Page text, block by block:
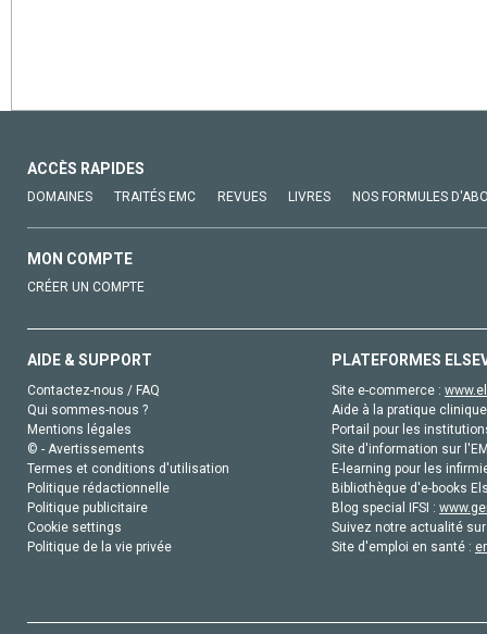
ACCÈS RAPIDES
DOMAINES TRAITÉS EMC REVUES LIVRES NOS FORMULES
MON COMPTE
CRÉER UN COMPTE
AIDE & SUPPORT
Contactez-nous / FAQ
Qui sommes-nous ?
Mentions légales
© - Avertissements
Termes et conditions d'utilisation
Politique rédactionnelle
Politique publicitaire
Cookie settings
Politique de la vie privée
PLATEFORMES
Site e-commerce :
Aide à la pratique
Portail pour les
Site d'information sur
E-learning pour les
Bibliothèque d'e-books
Blog special IFSI :
Suivez notre actualité
Site d'emploi en santé :